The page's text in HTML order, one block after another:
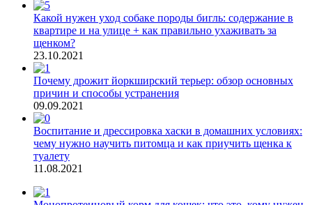
Какой нужен уход собаке породы бигль: содержание в
квартире и на улице + как правильно ухаживать за
щенком?
23.10.2021
Почему дрожит йоркширский терьер: обзор основных
причин и способы устранения
09.09.2021
Воспитание и дрессировка хаски в домашних условиях:
чему нужно научить питомца и как приучить щенка к
туалету
11.08.2021